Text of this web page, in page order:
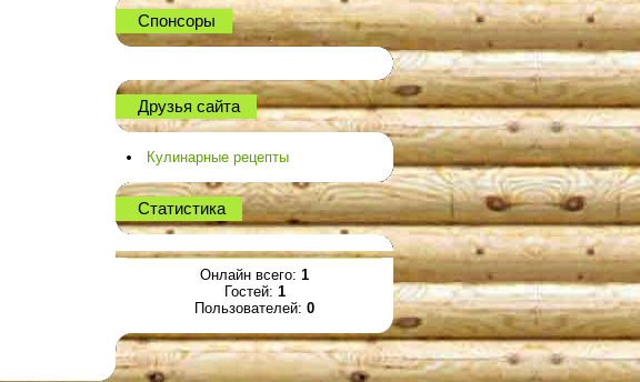
Спонсоры
Друзья сайта
Кулинарные рецепты
Статистика
Онлайн всего: 1
Гостей: 1
Пользователей: 0